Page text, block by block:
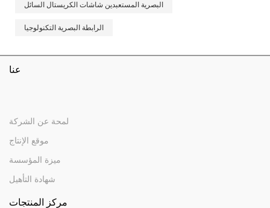
البصرية المستعبدين شاشات الكريستال السائل
الرابطة البصرية التكنولوجيا
عنا
لمحة عن الشركة
موقع الإنتاج
ميزة المؤسسة
شهادة التأهيل
مركز المنتجات